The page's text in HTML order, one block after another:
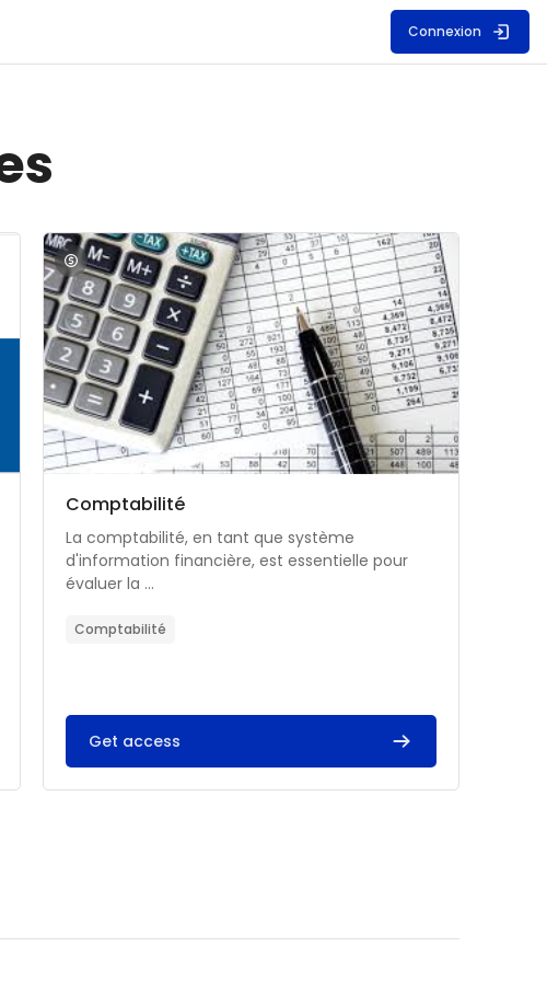
Connexion
Image du cours Comptabilité
Catégorie de cours
Nom du cours
Comptabilité
Résumé du cours :
La comptabilité, en tant que système
d'information financière, est essentielle pour
évaluer la ...
Comptabilité
Get access